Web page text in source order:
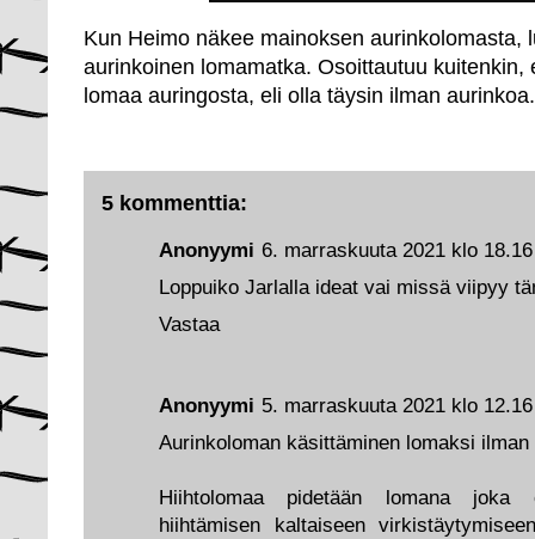
Kun Heimo näkee mainoksen aurinkolomasta,
aurinkoinen lomamatka. Osoittautuu kuitenkin,
lomaa auringosta, eli olla täysin ilman
5 kommenttia:
Anonyymi 5. marraskuuta 2021 klo 12.16
Aurinkoloman käsittäminen lomaksi
Hiihtolomaa pidetään lomana joka
hiihtämisen kaltaiseen
Anonyymi 6. marraskuuta 2021 klo 18.16
Loppuiko Jarlalla ideat vai missä viipyy
Vastaa